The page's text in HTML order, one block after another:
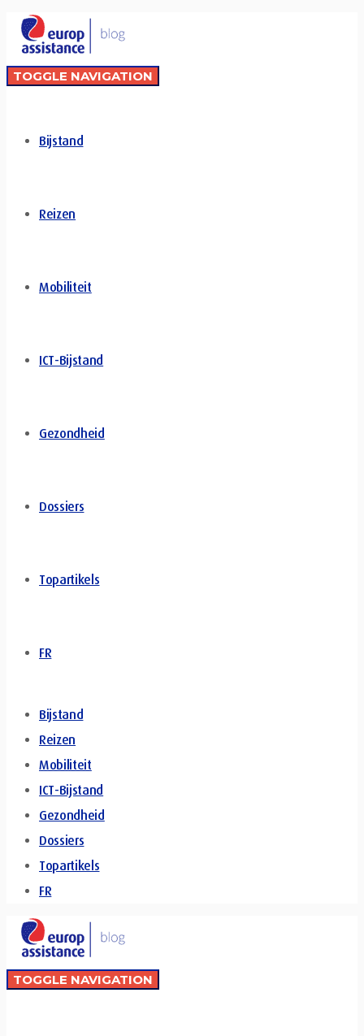
TOGGLE NAVIGATION
Bijstand
Reizen
Mobiliteit
ICT-Bijstand
Gezondheid
Dossiers
Topartikels
FR
Bijstand
Reizen
Mobiliteit
ICT-Bijstand
Gezondheid
Dossiers
Topartikels
FR
TOGGLE NAVIGATION